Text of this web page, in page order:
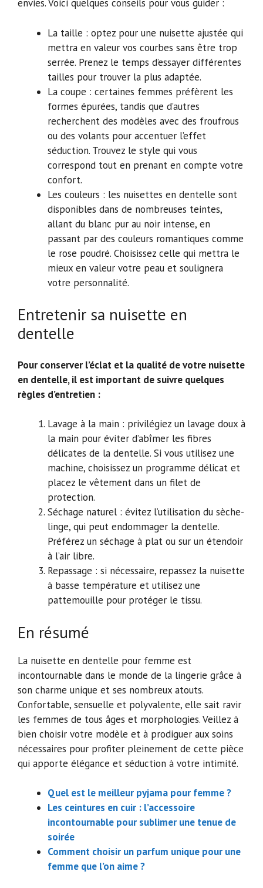
envies. Voici quelques conseils pour vous guider :
La taille : optez pour une nuisette ajustée qui
mettra en valeur vos courbes sans être trop
serrée. Prenez le temps d’essayer différentes
tailles pour trouver la plus adaptée.
La coupe : certaines femmes préfèrent les
formes épurées, tandis que d’autres
recherchent des modèles avec des froufrous
ou des volants pour accentuer l’effet
séduction. Trouvez le style qui vous
correspond tout en prenant en compte votre
confort.
Les couleurs : les nuisettes en dentelle sont
disponibles dans de nombreuses teintes,
allant du blanc pur au noir intense, en
passant par des couleurs romantiques comme
le rose poudré. Choisissez celle qui mettra le
mieux en valeur votre peau et soulignera
votre personnalité.
Entretenir sa nuisette en
dentelle
Pour conserver l’éclat et la qualité de votre nuisette
en dentelle, il est important de suivre quelques
règles d’entretien :
Lavage à la main : privilégiez un lavage doux à
la main pour éviter d’abîmer les fibres
délicates de la dentelle. Si vous utilisez une
machine, choisissez un programme délicat et
placez le vêtement dans un filet de
protection.
Séchage naturel : évitez l’utilisation du sèche-
linge, qui peut endommager la dentelle.
Préférez un séchage à plat ou sur un étendoir
à l’air libre.
Repassage : si nécessaire, repassez la nuisette
à basse température et utilisez une
pattemouille pour protéger le tissu.
En résumé
La nuisette en dentelle pour femme est
incontournable dans le monde de la lingerie grâce à
son charme unique et ses nombreux atouts.
Confortable, sensuelle et polyvalente, elle sait ravir
les femmes de tous âges et morphologies. Veillez à
bien choisir votre modèle et à prodiguer aux soins
nécessaires pour profiter pleinement de cette pièce
qui apporte élégance et séduction à votre intimité.
Quel est le meilleur pyjama pour femme ?
Les ceintures en cuir : l’accessoire
incontournable pour sublimer une tenue de
soirée
Comment choisir un parfum unique pour une
femme que l’on aime ?